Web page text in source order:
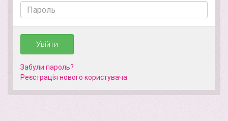
Увійти
Забули пароль?
Реєстрація нового кориcтувача